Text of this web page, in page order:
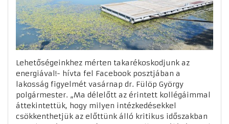
Lehetőségeinkhez mérten takarékoskodjunk az
energiával!- hívta fel Facebook posztjában a
lakosság figyelmét vasárnap dr. Fülöp György
polgármester. „Ma délelőtt az érintett kollégáimmal
áttekintettük, hogy milyen intézkedésekkel
csökkenthetjük az előttünk álló kritikus időszakban